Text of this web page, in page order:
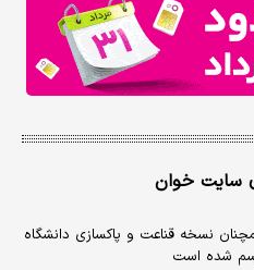
سایت خوان
نسخه قناعت و پاکسازی دانشگاه
شده است